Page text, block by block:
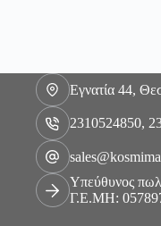
Εγνατία 44,
2310524850,
Υπεύθυνος
Γ.Ε.ΜΗ: